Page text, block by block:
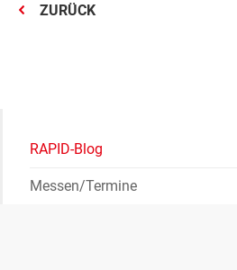
ZURÜCK
RAPID-Blog
Messen/Termine